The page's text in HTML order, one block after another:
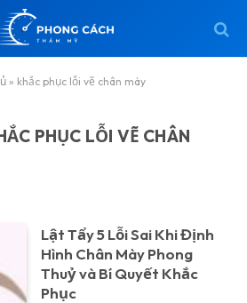
» khắc phục lỗi vẽ chân mày
PHỤC LỖI VẼ CHÂN
Lật Tẩy 5 Lỗi Sai Khi Định
Hình Chân Mày Phong
Thuỷ và Bí Quyết Khắc
Phục